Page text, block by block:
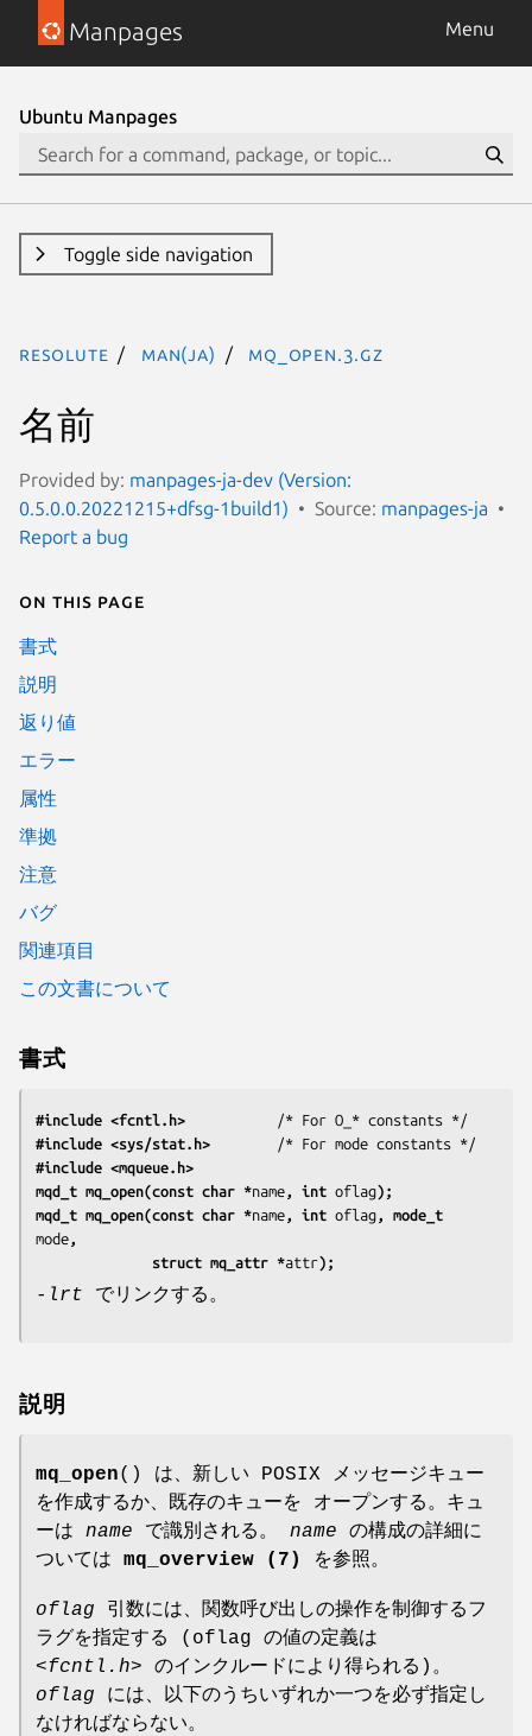
Manpages Menu
Ubuntu Manpages
Toggle side navigation
resolute man(ja) mq_open.3.gz
名前
Provided by: manpages-ja-dev (Version:
0.5.0.0.20221215+dfsg-1build1)
Source: manpages-ja
Report a bug
On this page
書式
説明
返り値
エラー
属性
準拠
注意
バグ
関連項目
この文書について
書式
#include <fcntl.h>
#include <sys/stat.h>
#include <mqueue.h>
mqd_t mq_open(const char *name , int oflag);
mqd_t mq_open(const char *name , int oflag
mode ,
              struct mq_attr *
attr);
-lrt でリンクする。
説明
mq_open() は、新しい POSIX メッセージキュー
を作成するか、既存のキューを オープンする。キュ
ーは name で識別される。 name の構成の詳細に
ついては mq_overview (7) を参照。
oflag 引数には、関数呼び出しの操作を制御するフ
ラグを指定する (oflag の値の定義は
<fcntl.h> のインクルードにより得られる)。
oflag には、以下のうちいずれか一つを必ず指定し
なければならない。